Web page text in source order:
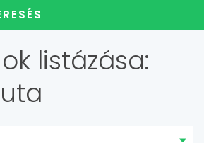
listázása: